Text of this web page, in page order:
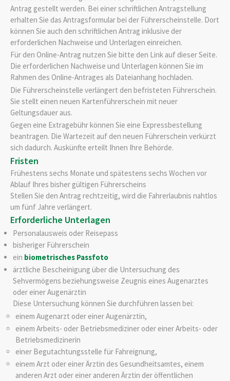
Antrag gestellt werden. Bei einer schriftlichen Antragstellung
erhalten Sie das Antragsformular bei der Führerscheinstelle. Dort
können Sie auch den schriftlichen Antrag inklusive der
erforderlichen Nachweise und Unterlagen einreichen.
Für den Online-Antrag nutzen Sie bitte den Link auf dieser Seite.
Die erforderlichen Nachweise und Unterlagen können Sie im
Rahmen des Online-Antrages als Dateianhang hochladen.
Die Führerscheinstelle verlängert den befristeten Führerschein.
Sie stellt einen neuen Kartenführerschein mit neuer
Geltungsdauer aus.
Gegen eine Extragebühr können Sie eine Expressbestellung
beantragen. Die Wartezeit auf den neuen Führerschein verkürzt
sich dadurch. Auskünfte erteilt Ihnen Ihre Behörde.
Fristen
Frühestens sechs Monate und spätestens sechs Wochen vor
Ablauf Ihres bisher gültigen Führerscheins
Stellen Sie den Antrag rechtzeitig, wird die Fahrerlaubnis nahtlos
um fünf Jahre verlängert.
Erforderliche Unterlagen
Personalausweis oder Reisepass
bisheriger Führerschein
ein biometrisches Passfoto
ärztliche Bescheinigung über die Untersuchung des
Sehvermögens beziehungsweise Zeugnis eines Augenarztes
oder einer Augenärztin
Diese Untersuchung können Sie durchführen lassen bei:
einem Augenarzt oder einer Augenärztin,
einem Arbeits- oder Betriebsmediziner oder einer Arbeits- oder
Betriebsmedizinerin
einer Begutachtungsstelle für Fahreignung,
einem Arzt oder einer Ärztin des Gesundheitsamtes, einem
anderen Arzt oder einer anderen Ärztin der öffentlichen